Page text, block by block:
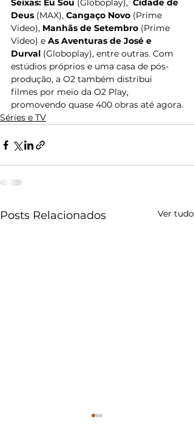
Seixas: Eu Sou (Globoplay), Cidade de
Deus (MAX), Cangaço Novo (Prime
Video), Manhãs de Setembro (Prime
Video) e As Aventuras de José e
Durval (Globoplay), entre outras. Com
estúdios próprios e uma casa de pós-
produção, a O2 também distribui
filmes por meio da O2 Play,
promovendo quase 400 obras até agora.
Séries e TV
Posts Relacionados Ver tudo